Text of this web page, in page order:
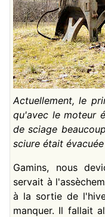
Actuellement, le
qu'avec le moteur
de sciage
sciure était
Gamins, nous
servait à
à la sortie de
manquer. Il fallait